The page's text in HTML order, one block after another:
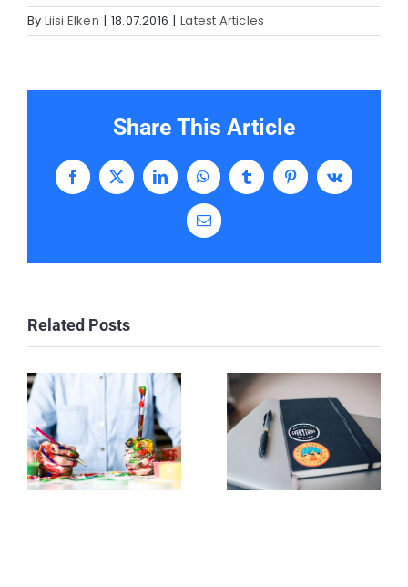
By Liisi Elken | 18.07.2016 | Latest Articles
Share This Article
Facebook
X LinkedInWhatsAppTumblrPinterestVk
Email
Related Posts
When is
creative
too
creative?
Design
Basics:
Always
carry a